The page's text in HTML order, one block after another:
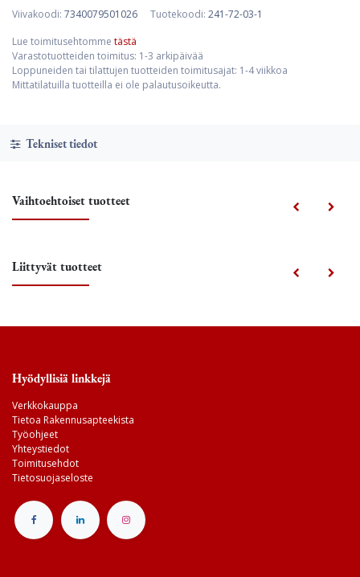
Viivakoodi: 7340079501026 Tuotekoodi: 241-72-03-1
Lue toimitusehtomme tästä
Varastotuotteiden toimitus: 1-3 arkipäivää
Loppuneiden tai tilattujen tuotteiden toimitusajat: 1-4 viikkoa
Mittatilatuilla tuotteilla ei ole palautusoikeutta.
Tekniset tiedot
Vaihtoehtoiset tuotteet
Liittyvät tuotteet
Hyödyllisiä linkkejä
Verkkokauppa
Tietoa Rakennusapteekista
Työohjeet
Yhteystiedot
Toimitusehdot
Tietosuojaseloste